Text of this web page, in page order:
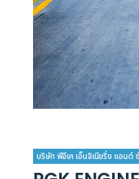
บริษัท พีจีเค เอ็นจิเนียริ่ง แอน